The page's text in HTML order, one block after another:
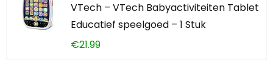
VTech – VTech Babyactiviteiten Tablet
Educatief speelgoed – 1 Stuk
€21.99